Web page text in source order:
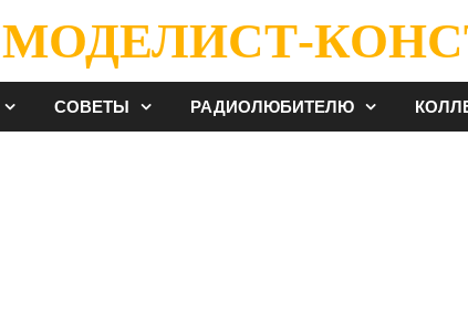
МОДЕЛИСТ-
СОВЕТЫ РАДИОЛЮБИТЕЛЮ